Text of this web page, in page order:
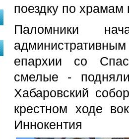
поездку по храмам
Паломники
епархии со
смелые -
Хабаровский
крестном ходе
Иннокентия